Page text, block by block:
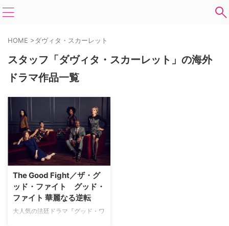
HOME >ダヴィタ・スカーレット
スタッフ「ダヴィタ・スカーレット」の海外
ドラマ作品一覧
The Good Fight／ザ・グ
ッド・ファイト グッド・
ファイト 華麗なる逆転
大人気の法廷ドラマ『グッド・ワ